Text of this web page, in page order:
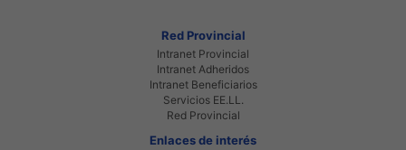
Red Provincial
Intranet Provincial
Intranet Adheridos
Intranet Beneficiarios
Servicios EE.LL.
Red Provincial
Enlaces de interés